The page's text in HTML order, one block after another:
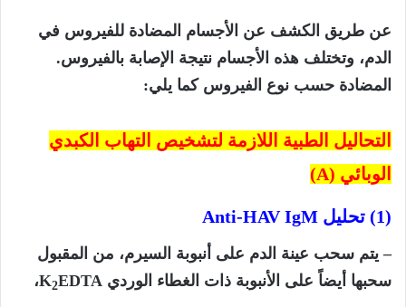
عن طريق الكشف عن الأجسام المضادة للفيروس في
الدم، وتختلف هذه الأجسام نتيجة الإصابة بالفيروس.
المضادة حسب نوع الفيروس كما يلي:
التحاليل الطبية اللازمة لتشخيص التهاب الكبدي
الوبائي (A)
(1) تحليل Anti-HAV IgM
– يتم سحب عينة الدم على أنبوبة السيرم، من المقبول
سحبها أيضاً على الأنبوبة ذات الغطاء الوردي
K2EDTA ،